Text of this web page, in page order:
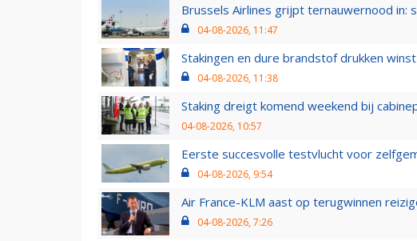
Brussels Airlines grijpt ternauwernood
04-08-2026, 11:47
Stakingen en dure brandstof drukken
04-08-2026, 11:38
Staking dreigt komend weekend bij
04-08-2026, 10:57
Eerste succesvolle testvlucht voor
04-08-2026, 9:54
Air France-KLM aast op terugwinnen
04-08-2026, 7:26